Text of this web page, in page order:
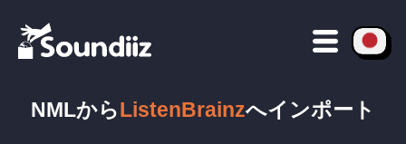
NMLからListenBrainzへインポート